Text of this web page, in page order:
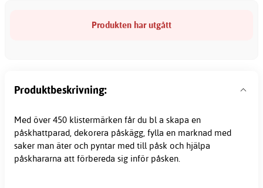
Produkten har utgått
Produktbeskrivning:
Med över 450 klistermärken får du bl a skapa en
påskhattparad, dekorera påskägg, fylla en marknad med
saker man äter och pyntar med till påsk och hjälpa
påskhararna att förbereda sig inför påsken.